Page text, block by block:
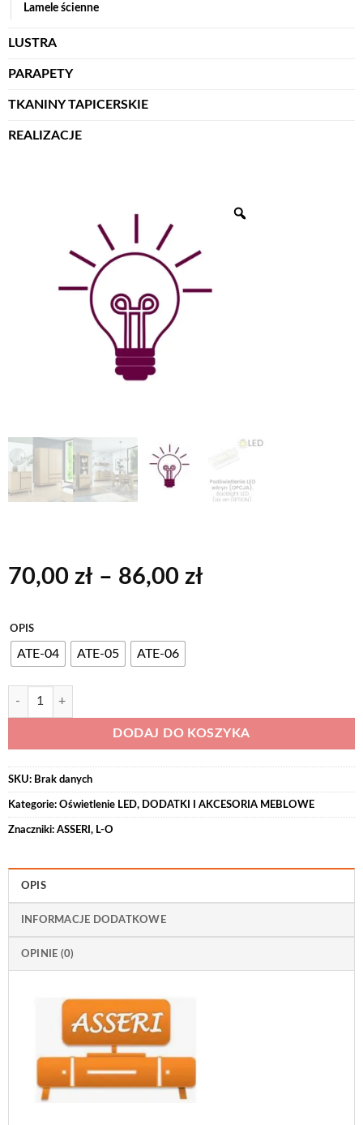
Lamele ścienne
LUSTRA
PARAPETY
TKANINY TAPICERSKIE
REALIZACJE
70,00 zł – 86,00 złZakres
OPIS
ATE-04 ATE-05 ATE-06
ilość ATE podświetlenie LED witryny, kredensu - barwa biała ciepła
DODAJ DO KOSZYKA
Alternative:
SKU: Brak danych
Kategorie: Oświetlenie LED, DODATKI I AKCESORIA MEBLOWE
Znaczniki: ASSERI , L-O
OPIS
INFORMACJE DODATKOWE
OPINIE (0)